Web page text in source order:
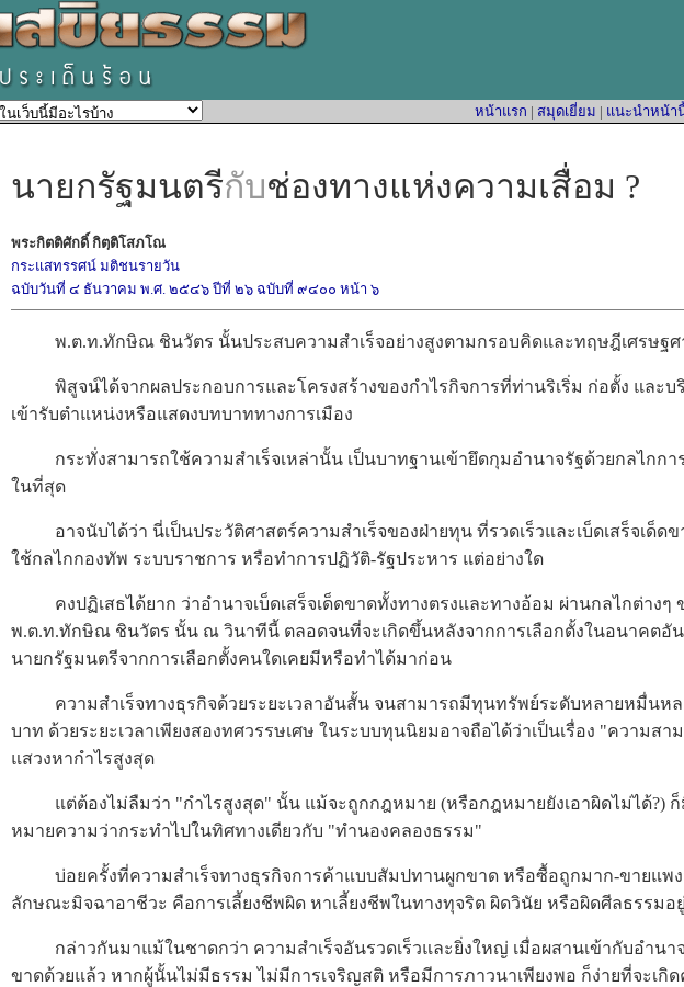
หน้าแรก | สมุดเยี่ยม | แนะนำหน้า
นายกรัฐมนตรีกับช่องทางแห่งความเสื่อม ?
พระกิตติศักดิ์ กิตฺติโสภโณ
กระแสทรรศน์ มติชนรายวัน
ฉบับวันที่ ๔ ธันวาคม พ.ศ. ๒๕๔๖ ปีที่ ๒๖ ฉบับที่ ๙๔๐๐ หน้า ๖
พ.ต.ท.ทักษิณ ชินวัตร นั้นประสบความสำเร็จอย่างสูงตามกรอบคิดและทฤษฎีเศรษฐศ
พิสูจน์ได้จากผลประกอบการและโครงสร้างของกำไรกิจการที่ท่านริเริ่ม ก่อตั้ง และบ
เข้ารับตำแหน่งหรือแสดงบทบาททางการเมือง
กระทั่งสามารถใช้ความสำเร็จเหล่านั้น เป็นบาทฐานเข้ายึดกุมอำนาจรัฐด้วยกลไกการ
ในที่สุด
อาจนับได้ว่า นี่เป็นประวัติศาสตร์ความสำเร็จของฝ่ายทุน ที่รวดเร็วและเบ็ดเสร็จเด็ดข
ใช้กลไกกองทัพ ระบบราชการ หรือทำการปฏิวัติ-รัฐประหาร แต่อย่างใด
คงปฏิเสธได้ยาก ว่าอำนาจเบ็ดเสร็จเด็ดขาดทั้งทางตรงและทางอ้อม ผ่านกลไกต่างๆ
พ.ต.ท.ทักษิณ ชินวัตร นั้น ณ วินาทีนี้ ตลอดจนที่จะเกิดขึ้นหลังจากการเลือกตั้งในอนาคตอัน
นายกรัฐมนตรีจากการเลือกตั้งคนใดเคยมีหรือทำได้มาก่อน
ความสำเร็จทางธุรกิจด้วยระยะเวลาอันสั้น จนสามารถมีทุนทรัพย์ระดับหลายหมื่นห
บาท ด้วยระยะเวลาเพียงสองทศวรรษเศษ ในระบบทุนนิยมอาจถือได้ว่าเป็นเรื่อง "ความสา
แสวงหากำไรสูงสุด
แต่ต้องไม่ลืมว่า "กำไรสูงสุด" นั้น แม้จะถูกกฎหมาย (หรือกฎหมายยังเอาผิดไม่ได้?) ก็
หมายความว่ากระทำไปในทิศทางเดียวกับ "ทำนองคลองธรรม"
บ่อยครั้งที่ความสำเร็จทางธุรกิจการค้าแบบสัมปทานผูกขาด หรือซื้อถูกมาก-ขายแพง
ลักษณะมิจฉาอาชีวะ คือการเลี้ยงชีพผิด หาเลี้ยงชีพในทางทุจริต ผิดวินัย หรือผิดศีลธรรมอ
กล่าวกันมาแม้ในชาดกว่า ความสำเร็จอันรวดเร็วและยิ่งใหญ่ เมื่อผสานเข้ากับอำนาจ
ขาดด้วยแล้ว หากผู้นั้นไม่มีธรรม ไม่มีการเจริญสติ หรือมีการภาวนาเพียงพอ ก็ง่ายที่จะเ